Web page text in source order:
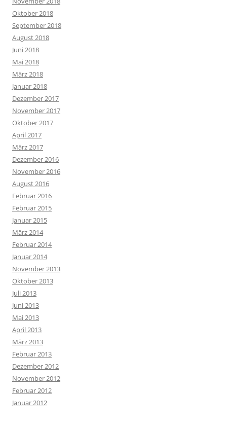
Oktober 2018
September 2018
August 2018
Juni 2018
Mai 2018
März 2018
Januar 2018
Dezember 2017
November 2017
Oktober 2017
April 2017
März 2017
Dezember 2016
November 2016
August 2016
Februar 2016
Februar 2015
Januar 2015
März 2014
Februar 2014
Januar 2014
November 2013
Oktober 2013
Juli 2013
Juni 2013
Mai 2013
April 2013
März 2013
Februar 2013
Dezember 2012
November 2012
Februar 2012
Januar 2012